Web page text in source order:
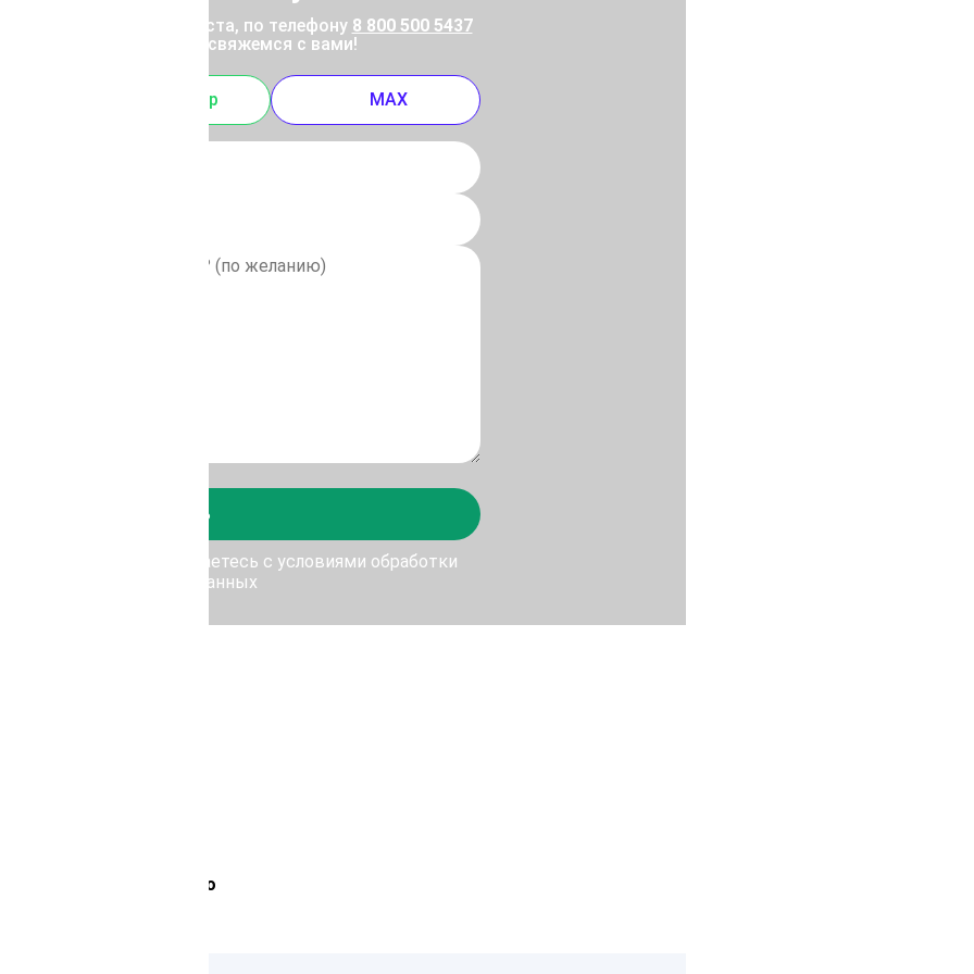
позвоните, пожалуйста, по телефону 8 800 500 5437
отправьте заявку, и мы свяжемся с вами!
Whatsapp MAX
Отправить
Отправить, Вы соглашаетесь с условиями обработки
персональных данных
Лемана Про